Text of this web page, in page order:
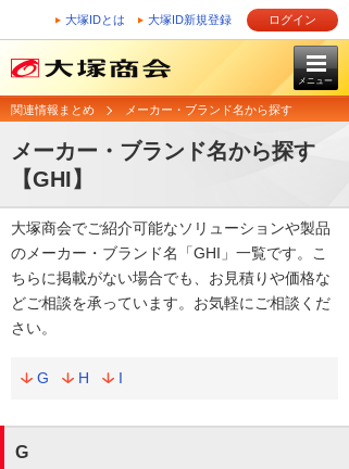
大塚IDとは 大塚ID新規登録 ログイン
メニュー
関連情報まとめ メーカー・ブランド名から探す
メーカー・ブランド名から探す
【GHI】
大塚商会でご紹介可能なソリューションや製品
のメーカー・ブランド名「GHI」一覧です。こ
ちらに掲載がない場合でも、お見積りや価格な
どご相談を承っています。お気軽にご相談くだ
さい。
G H I
G